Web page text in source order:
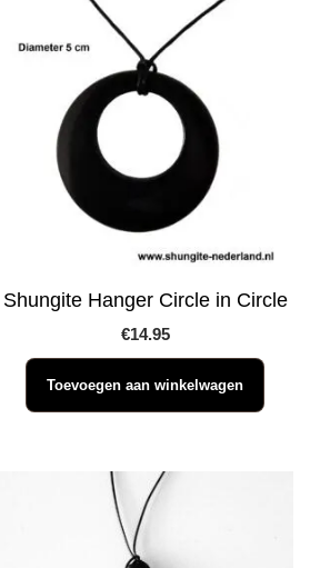
Shungite Hanger Circle in Circle
€14.95
Toevoegen aan winkelwagen